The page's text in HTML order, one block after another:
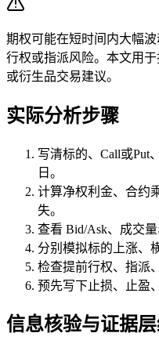
期权可能在短时间内大幅
行权或指派风险。本文用
或衍生品交易建议。
实际分析步骤
写清标的、Call或Put
日。
计算净权利金、合约
失。
查看 Bid/Ask、成交
分别模拟标的上涨、
检查提前行权、指派
预先写下止损、止盈
信息核验与证据